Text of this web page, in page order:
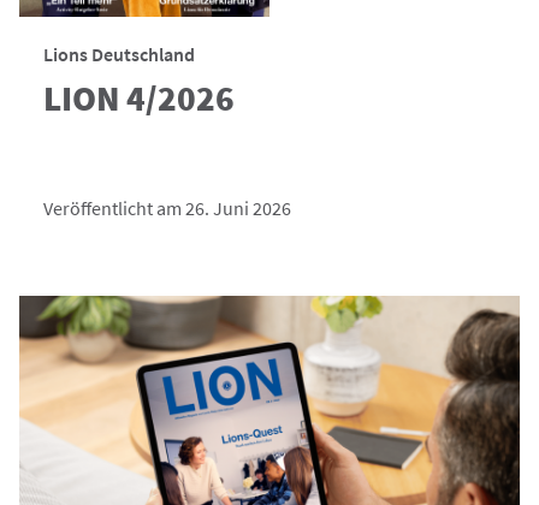
Lions Deutschland
LION 4/2026
Veröffentlicht am 26. Juni 2026